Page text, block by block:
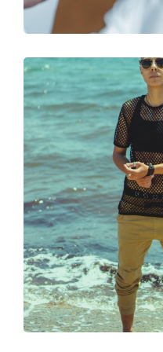
Balama flexibilă:
Accesorii
Suport:
Lavetă pentru curățat:
Altele
Sex:
Categorie:
Brand:
Utilizare:
Cod: